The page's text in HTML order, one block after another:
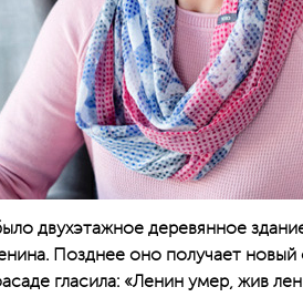
двухэтажное деревянное
Позднее оно получает
гласила: «Ленин умер, жив